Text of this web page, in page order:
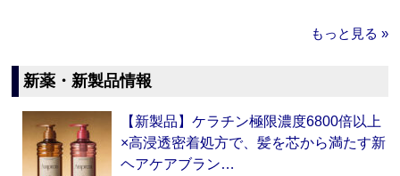
もっと見る »
新薬・新製品情報
【新製品】ケラチン極限濃度6800倍以上
×高浸透密着処方で、髪を芯から満たす新
ヘアケアブラン…